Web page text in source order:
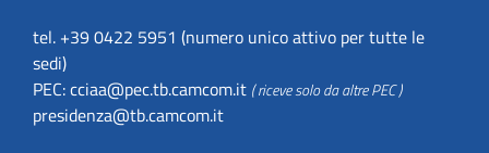
tel. +39 0422 5951 (numero unico attivo per tutte le
sedi)
PEC:cciaa@pec.tb.camcom.it ( riceve solo da altre PEC )
presidenza@tb.camcom.it